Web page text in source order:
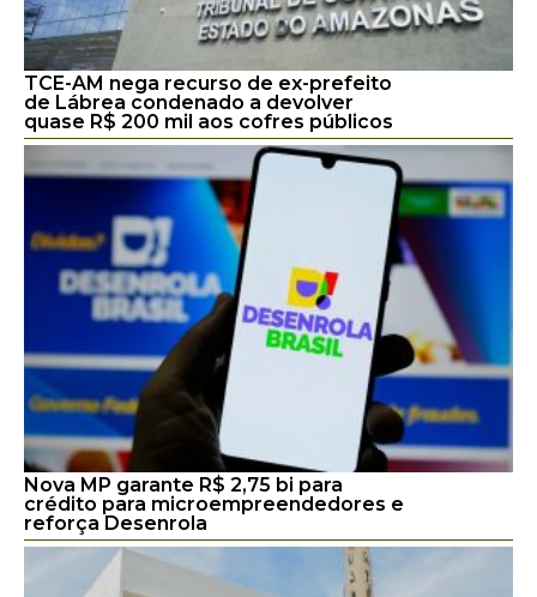
TCE-AM nega recurso de ex-prefeito
de Lábrea condenado a devolver
quase R$ 200 mil aos cofres públicos
Nova MP garante R$ 2,75 bi para
crédito para microempreendedores e
reforça Desenrola